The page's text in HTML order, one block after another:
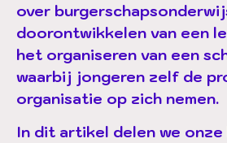
over
doorontwikkelen van een
het organiseren van een
waarbij jongeren zelf de
organisatie op zich nemen.
In dit artikel delen we